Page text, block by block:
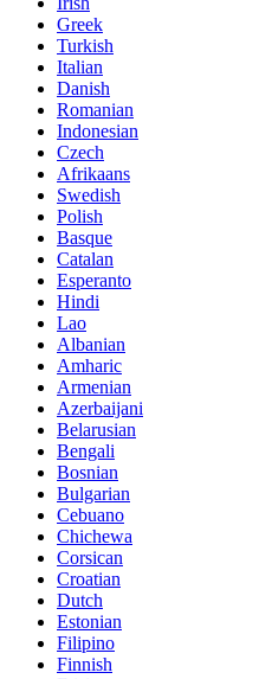
Greek
Turkish
Italian
Danish
Romanian
Indonesian
Czech
Afrikaans
Swedish
Polish
Basque
Catalan
Esperanto
Hindi
Lao
Albanian
Amharic
Armenian
Azerbaijani
Belarusian
Bengali
Bosnian
Bulgarian
Cebuano
Chichewa
Corsican
Croatian
Dutch
Estonian
Filipino
Finnish